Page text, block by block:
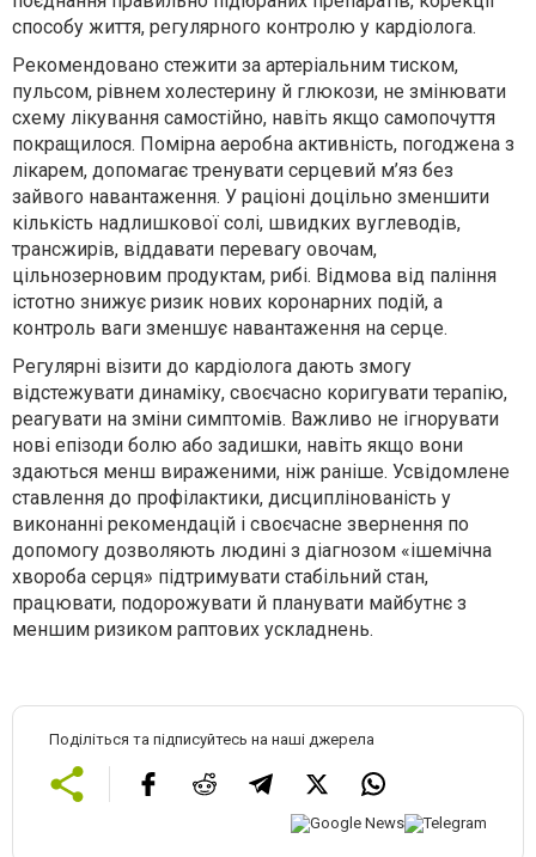
способу життя, регулярного контролю у кардіолога.
Рекомендовано стежити за артеріальним тиском,
пульсом, рівнем холестерину й глюкози, не змінювати
схему лікування самостійно, навіть якщо самопочуття
покращилося. Помірна аеробна активність, погоджена з
лікарем, допомагає тренувати серцевий м’яз без
зайвого навантаження. У раціоні доцільно зменшити
кількість надлишкової солі, швидких вуглеводів,
трансжирів, віддавати перевагу овочам,
цільнозерновим продуктам, рибі. Відмова від паління
істотно знижує ризик нових коронарних подій, а
контроль ваги зменшує навантаження на серце.
Регулярні візити до кардіолога дають змогу
відстежувати динаміку, своєчасно коригувати терапію,
реагувати на зміни симптомів. Важливо не ігнорувати
нові епізоди болю або задишки, навіть якщо вони
здаються менш вираженими, ніж раніше. Усвідомлене
ставлення до профілактики, дисциплінованість у
виконанні рекомендацій і своєчасне звернення по
допомогу дозволяють людині з діагнозом «ішемічна
хвороба серця» підтримувати стабільний стан,
працювати, подорожувати й планувати майбутнє з
меншим ризиком раптових ускладнень.
Поділіться та підписуйтесь на наші джерела